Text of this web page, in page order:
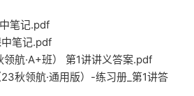
笔记.pdf
笔记.pdf
航·A+班） 第1讲讲义答案.pdf
秋领航·通用版）-练习册_第1讲答